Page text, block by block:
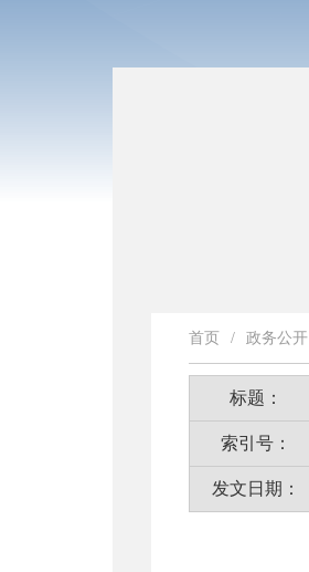
首页 / 政务公开
标题：
索引号：
发文日期：